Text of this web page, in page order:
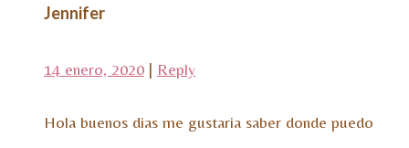
Jennifer
14 enero, 2020 | Reply
Hola buenos dias me gustaria saber donde puedo